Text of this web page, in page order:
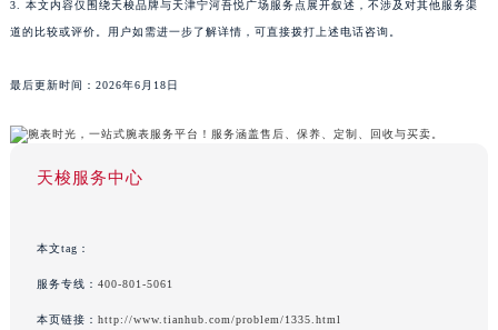
3. 本文内容仅围绕天梭品牌与天津宁河吾悦广场服务点展开叙述，不涉及对其他服务渠
道的比较或评价。用户如需进一步了解详情，可直接拨打上述电话咨询。
最后更新时间：2026年6月18日
天梭服务中心
本文tag：
服务专线： 400-801-5061
本页链接： http://www.tianhub.com/problem/1335.html